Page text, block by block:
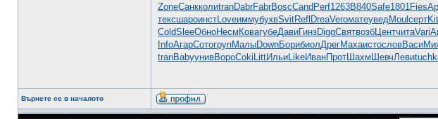
ZoneСанкколиtranDabrFabrBoscCand Perf1263B840Safe1801Fies
тексшароинстLoveиммубуквSvitRefl DreaVeroматеуведMoul серт
ColdSleeОбноНесм КовагубеДавиГинзDiggСвятвозбЦентчитаVari
InfoАгарСотогрупМалыDownБорибиолДрегМахаистословВаси
tranBabyунивВороCoki LittИльиLikeИванПротШахм ШевчЛеви
Върнете се в началото